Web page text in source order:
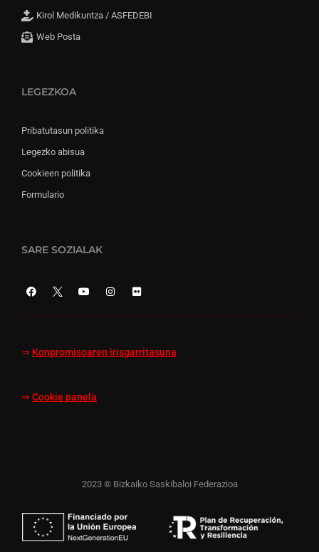
Kirol Medikuntza / ASFEDEBI
Web Posta
LEGEZKOA
Pribatutasun politika
Legezko abisua
Cookieen politika
Formulario
SARE SOZIALAK
⇒ Konpromisoaren irisgarritasuna
⇒ Cookie panela
2023 © Bizkaiko Saskibaloi Federazioa